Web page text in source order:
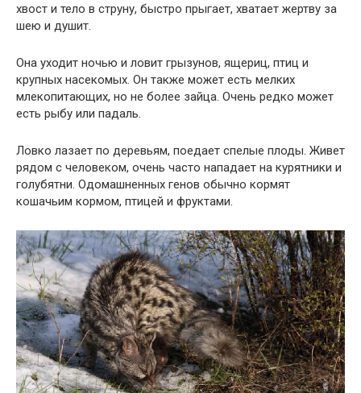
хвост и тело в струну, быстро прыгает, хватает жертву за
шею и душит.
Она уходит ночью и ловит грызунов, ящериц, птиц и
крупных насекомых. Он также может есть мелких
млекопитающих, но не более зайца. Очень редко может
есть рыбу или падаль.
Ловко лазает по деревьям, поедает спелые плоды. Живет
рядом с человеком, очень часто нападает на курятники и
голубятни. Одомашненных генов обычно кормят
кошачьим кормом, птицей и фруктами.